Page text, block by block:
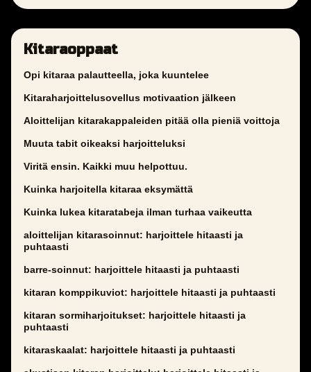
Kitaraoppaat
Opi kitaraa palautteella, joka kuuntelee
Kitaraharjoittelusovellus motivaation jälkeen
Aloittelijan kitarakappaleiden pitää olla pieniä voittoja
Muuta tabit oikeaksi harjoitteluksi
Viritä ensin. Kaikki muu helpottuu.
Kuinka harjoitella kitaraa eksymättä
Kuinka lukea kitaratabeja ilman turhaa vaikeutta
aloittelijan kitarasoinnut: harjoittele hitaasti ja
puhtaasti
barre-soinnut: harjoittele hitaasti ja puhtaasti
kitaran komppikuviot: harjoittele hitaasti ja puhtaasti
kitaran sormiharjoitukset: harjoittele hitaasti ja
puhtaasti
kitaraskaalat: harjoittele hitaasti ja puhtaasti